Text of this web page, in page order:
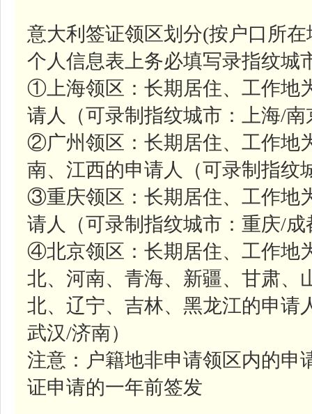
意大利签证领区划分(按户口所
个人信息表上务必填写录指纹城
①上海领区：长期居住、工作地
请人（可录制指纹城市：上海/南
②广州领区：长期居住、工作地
南、江西的申请人（可录制指纹
③重庆领区：长期居住、工作地
请人（可录制指纹城市：重庆/成
④北京领区：长期居住、工作地
北、河南、青海、新疆、甘肃、
北、辽宁、吉林、黑龙江的申请
武汉/济南）
注意：户籍地非申请领区内的申
证申请的一年前签发